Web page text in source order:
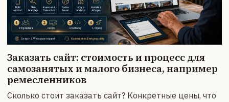
Заказать сайт: стоимость и процесс для
самозанятых и малого бизнеса, например
ремесленников
Сколько стоит заказать сайт? Конкретные цены, что